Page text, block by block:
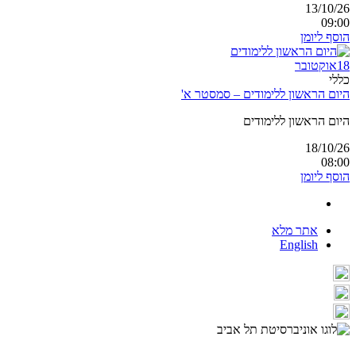
13/10/26
09:00
הוסף ליומן
18אוקטובר
כללי
היום הראשון ללימודים – סמסטר א'
היום הראשון ללימודים
18/10/26
08:00
הוסף ליומן
אתר מלא
English